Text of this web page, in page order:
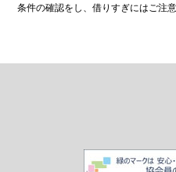
条件の確認をし、借りすぎにはご注意